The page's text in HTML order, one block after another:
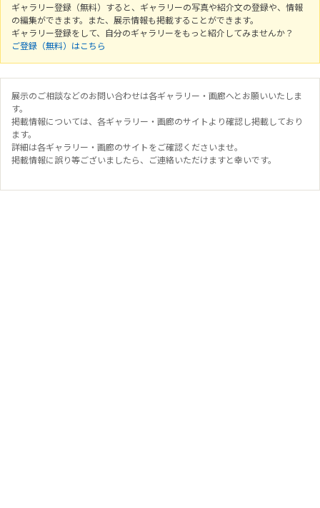
ギャラリー登録（無料）すると、ギャラリーの写真や紹介文の登録や、情報
の編集ができます。また、展示情報も掲載することができます。
ギャラリー登録をして、自分のギャラリーをもっと紹介してみませんか？
ご登録（無料）はこちら
展示のご相談などのお問い合わせは各ギャラリー・画廊へとお願いいたしま
す。
掲載情報については、各ギャラリー・画廊のサイトより確認し掲載しており
ます。
詳細は各ギャラリー・画廊のサイトをご確認くださいませ。
掲載情報に誤り等ございましたら、ご連絡いただけますと幸いです。